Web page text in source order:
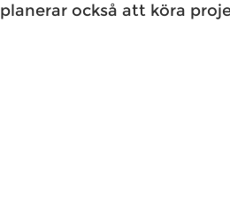
planerar också att köra